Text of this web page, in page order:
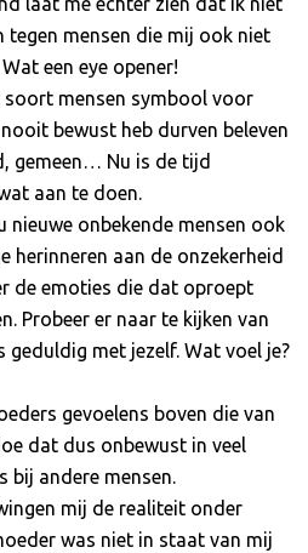
tegen mensen die mij ook niet
een eye opener!
mensen symbool voor
bewust heb durven beleven
gemeen… Nu is de tijd
aan te doen.
nieuwe onbekende mensen ook
herinneren aan de onzekerheid
de emoties die dat oproept
Probeer er naar te kijken van
geduldig met jezelf. Wat voel je?
gevoelens boven die van
dat dus onbewust in veel
bij andere mensen.
mij de realiteit onder
was niet in staat van mij